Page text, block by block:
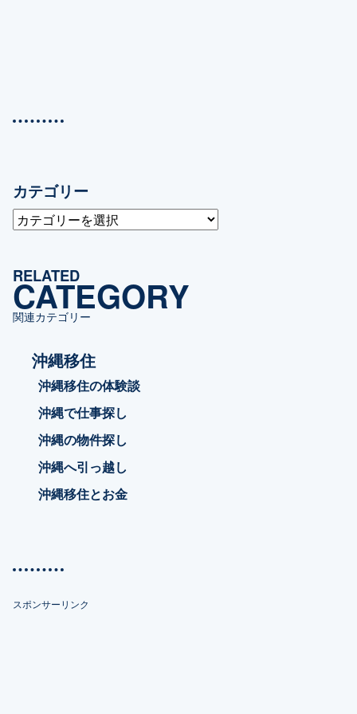
カテゴリー
カ
テ
リ
ー
RELATED
CATEGORY
関連カテゴリー
沖縄移住
沖縄移住の体験談
沖縄で仕事探し
沖縄の物件探し
沖縄へ引っ越し
沖縄移住とお金
スポンサーリンク